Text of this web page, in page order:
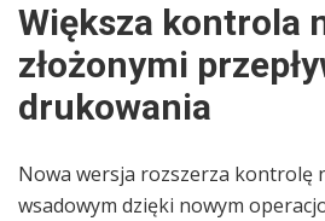
Większa kontrola
złożonymi
drukowania
Nowa wersja rozszerza kontrolę
wsadowym dzięki nowym